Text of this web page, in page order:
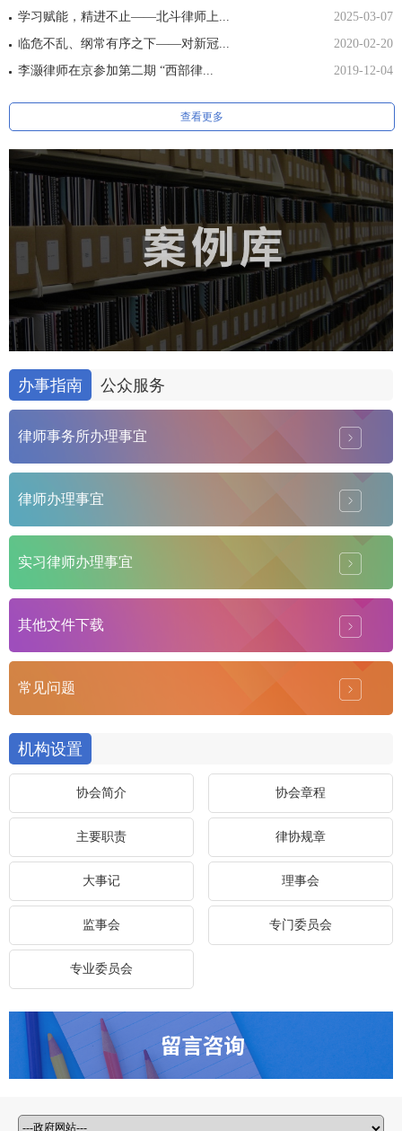
学习赋能，精进不止——北斗律师上...
2025-03-07
临危不乱、纲常有序之下——对新冠...
2020-02-20
李灏律师在京参加第二期 “西部律...
2019-12-04
查看更多
办事指南 公众服务
律师事务所办理事宜
律师办理事宜
实习律师办理事宜
其他文件下载
常见问题
机构设置
协会简介 协会章程
主要职责 律协规章
大事记 理事会
监事会 专门委员会
专业委员会